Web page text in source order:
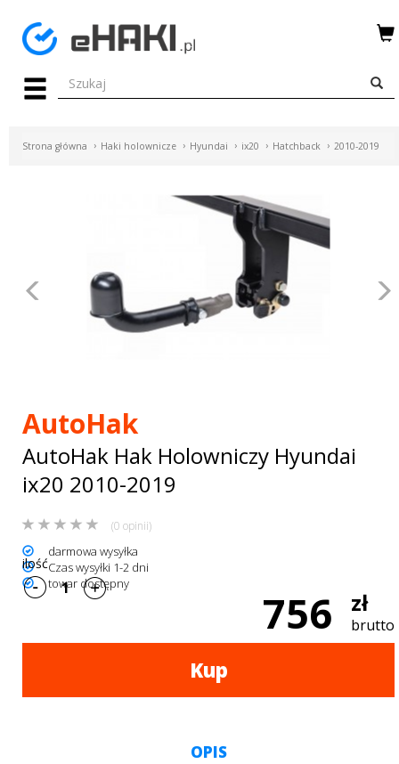
Menu
HAKI
BOXY
AKCESORIA
Turystyka
Przyczepy
Strona główna Haki holownicze Hyundai ix20 Hatchback 2010-2019
Poprzednie
AutoHak
AutoHak Hak Holowniczy Hyundai
ix20 2010-2019
(0 opinii)
darmowa wysyłka
Czas wysyłki 1-2 dni
towar dostępny
756 zł
brutto
ilość
Kup
OPIS